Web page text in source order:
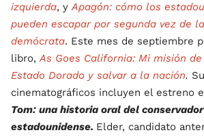
izquierda, yApagón: cómo los
pueden escapar por segunda vez de
demócrata. Este mes de septiembre
libro,As Goes California: Mi misión
Estado Dorado y salvar a la nación.
cinematográficos incluyen el estreno
Tom: una historia oral del
estadounidense. Elder, candidato